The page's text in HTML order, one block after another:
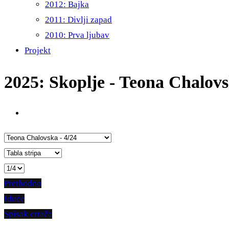
2012: Bajka
2011: Divlji zapad
2010: Prva ljubav
Projekt
2025: Skoplje - Teona
Prethodno
Iduće
Spisak crtača